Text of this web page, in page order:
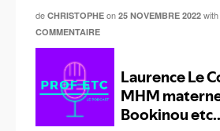
de CHRISTOPHE on 25 NOVEMBRE 2022 with
COMMENTAIRE